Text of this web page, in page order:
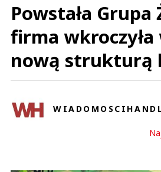
Powstała Grupa
firma wkroczyła
nową strukturą